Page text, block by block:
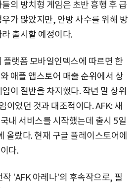
의 방치형 게임은 초반 흥행 후 급
가 많았지만, 안방 사수를 위해 방
출시할 예정이다.
랫폼 모바일인덱스에 따르면 한
애플 앱스토어 매출 순위에서 상
이 절반을 차지했다. 작년 말 상위
이었던 것과 대조적이다. AFK: 새
내 서비스를 시작했는데 출시 5일
올랐다. 현재 구글 플레이스토어에
다.
작 'AFK 아레나'의 후속작으로, 필